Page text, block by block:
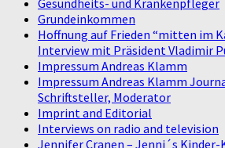
Grundeinkommen
Hoffnung auf Frieden “mitten im
Interview mit Präsident Vladimir
Impressum Andreas Klamm
Impressum Andreas Klamm
Schriftsteller, Moderator
Imprint and Editorial
Interviews on radio and television
Jennifer Cranen – Jenni´s Kinder-